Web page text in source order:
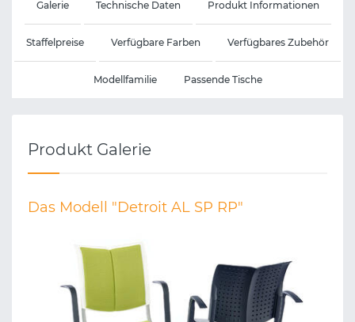
Galerie Technische Daten Produkt Informationen
Staffelpreise Verfügbare Farben Verfügbares Zubehör
Modellfamilie Passende Tische
Produkt Galerie
Das Modell "Detroit AL SP RP"